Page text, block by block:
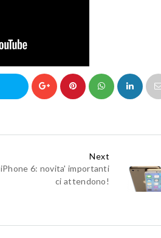
Next
iPhone 6: novita' importanti
ci attendono!